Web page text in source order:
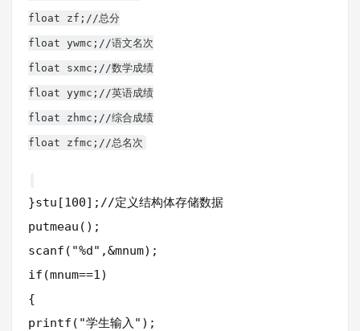
float zf;//总分
float ywmc;//语文名次
float sxmc;//数学成绩
float yymc;//英语成绩
float zhmc;//综合成绩
float zfmc;//总名次
}stu[100];//定义结构体存储数据
putmeau();
scanf("%d",&mnum);
if(mnum==1)
{
printf("学生输入");